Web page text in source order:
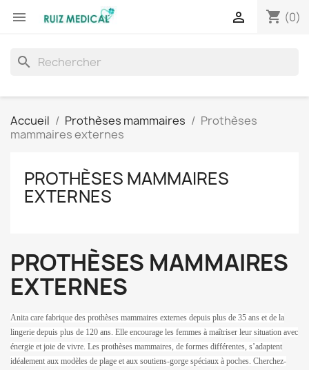
 shopping_cart (0)

search
Accueil Prothèses mammaires
Prothèses
mammaires externes
PROTHÈSES MAMMAIRES
EXTERNES
PROTHÈSES MAMMAIRES
EXTERNES
Anita care fabrique des prothèses mammaires externes depuis plus de 35 ans et de la
lingerie depuis plus de 120 ans. Elle encourage les femmes à maîtriser leur situation avec
énergie et joie de vivre. Les prothèses mammaires, de formes différentes, s’adaptent
idéalement aux modèles de plage et aux soutiens-gorge spéciaux à poches. Cherchez-